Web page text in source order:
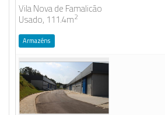
Vila Nova de Famalicão
Usado, 111.4m2
Armazéns